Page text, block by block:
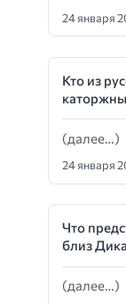
24 января
Кто из
(далее…)
24 января
Что
близ
(далее…)